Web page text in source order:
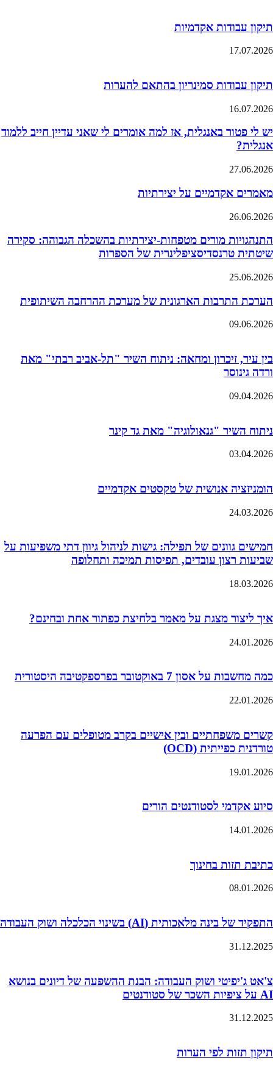
תיקון עבודות אקדמיות
17.07.2026
תיקון עבודות סמינריון בהתאם להערות
16.07.2026
יש לי פטור באנגלית, אז למה אומרים לי שאני עדיין חייב ללמוד
אנגלית?
27.06.2026
מאמרים אקדמיים על יצירתיות
26.06.2026
התנהגויות מורים מטפחות-יצירתיות בהשכלה הגבוהה: סקירה
שיטתית טרנסדיסציפלינרית של הספרות
25.06.2026
הערכת התרבות הארגונית של מערכת ההרחבה השיתופית
09.06.2026
בין עיר, זיכרון ומחאה: ניתוח השיר "תל-אביב רבתי" מאת
ורדה גינוסר
09.04.2026
ניתוח השיר "גנאולוגיה" מאת גד קינר
03.04.2026
הומניזציה אנושית של טקסטים אקדמיים
24.03.2026
חמישים גוונים של תפילה: גישות לניהול גיוון דתי משפיעות על
שביעות רצון עובדים, תפיסות תמיכה ותחלופה
18.03.2026
איך ליצור מצגת על מאמר בלחיצת כפתור אחת ובחינם?
24.01.2026
כמה מחשבות על אסון 7 באוקטובר בפרספקטיבה היסטורית
22.01.2026
קשרים משפחתיים ובין אישיים בקרב מטופלים עם הפרעה
טורדנית כפייתית (OCD)
19.01.2026
סיוע אקדמי לסטודנטים הורים
14.01.2026
כתיבת תזות בחינוך
08.01.2026
התפקיד של בינה מלאכותית (AI) בשינוי הכלכלה ושוק העבודה
31.12.2025
צ'אט ג'יפיטי ושוק העבודה: הבנת ההשפעה של דיונים בנושא
AI על ציפיות השכר של סטודנטים
31.12.2025
תיקון תזות לפי הערות